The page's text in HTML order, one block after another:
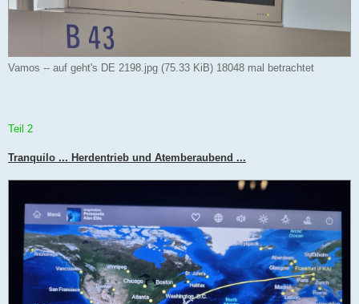
Vamos -- auf geht's DE 2198.jpg (75.33 KiB) 18048 mal betrachtet
Teil 2
Tranquilo ... Herdentrieb und Atemberaubend ...